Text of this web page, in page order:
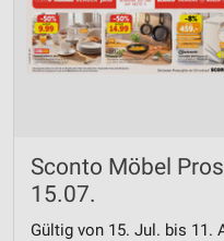
Sconto Möbel
15.07.
Gültig von 15. Jul. bis 11.